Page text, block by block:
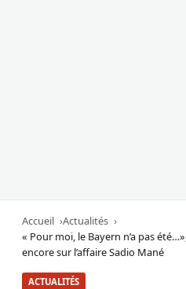
Accueil
Actualités
« Pour moi, le Bayern n’a pas
encore sur l’affaire Sadio Mané
ACTUALITÉS